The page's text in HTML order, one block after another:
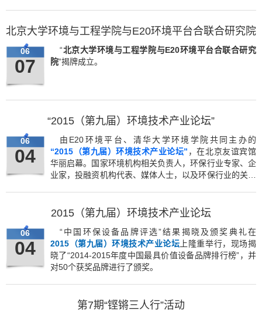
北京大学环境与工程学院与E20环境平台合联合研究院
06
07
“北京大学环境与工程学院与E20环境平台合联合研究
院”揭牌成立。
“2015（第九届）环境技术产业论坛”
06
04
由E20环境平台、清华大学环境学院共同主办的
“2015（第九届）环境技术产业论坛” ，在北京友谊宾馆
华丽启幕。国家环境机构相关负责人，环保行业专家、企
业家，投融资机构代表、媒体人士，以及环保行业的关注
2015（第九届）环境技术产业论坛
06
04
“中国环保设备品牌评选”结果揭晓及颁奖典礼在
2015（第九届）环境技术产业论坛 上隆重举行，现场揭
晓了“2014-2015年度中国最具价值设备品牌排行榜”，并
对50个获奖品牌进行了颁奖。
第7期“铿锵三人行”活动